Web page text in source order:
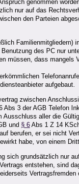
genommen
nur auf das
den Parteien
Familienmitgliedern)
des PC nur
müssen, dass mangels
aufgebaut.
zwischen
3 der AGB Telefon
aller die
und § 6 Abs 1 Z 14
berufen, er sei nicht
habe, von einem
sich grundsätzlich nur
entstehen, sind